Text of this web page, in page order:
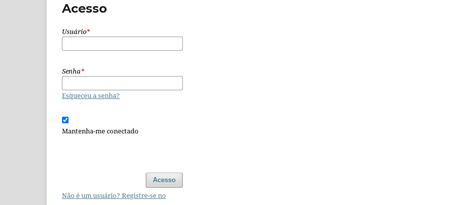
Acesso
Usuário*
Senha*
Esqueceu a senha?
Mantenha-me conectado
Acesso
Não é um usuário? Registre-se no